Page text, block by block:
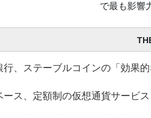
で最も影響
行、ステーブルコインの「効果
ース、定額制の仮想通貨サービ